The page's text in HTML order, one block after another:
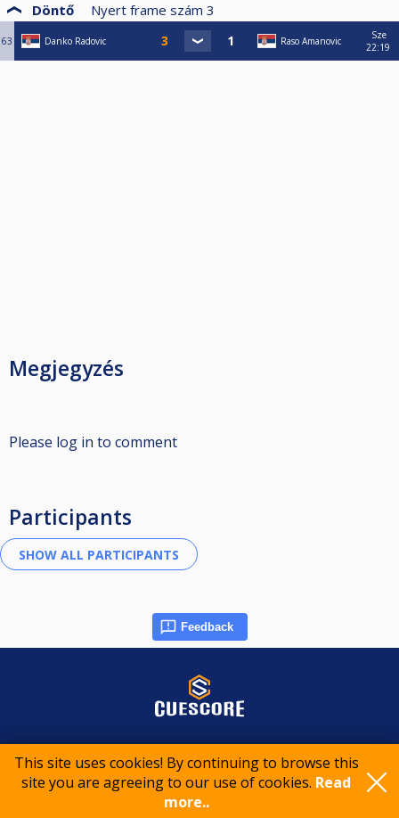
This site uses cookies! By continuing to browse this
site you are agreeing to our use of cookies. Read
more..
Döntő Nyert frame szám 3
63 Danko Radovic Raso Amanovic
Sze
22:19
Megjegyzés
Please log in to comment
Participants
Feedback
© 2015-2026 CueScore International
Privacy policy